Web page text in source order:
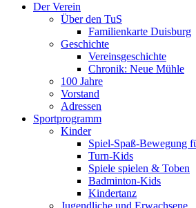
Der Verein
Über den TuS
Familienkarte Duisburg
Geschichte
Vereinsgeschichte
Chronik: Neue Mühle
100 Jahre
Vorstand
Adressen
Sportprogramm
Kinder
Spiel-Spaß-Bewegung
Turn-Kids
Spiele spielen & Toben
Badminton-Kids
Kindertanz
Jugendliche und Erwachsene